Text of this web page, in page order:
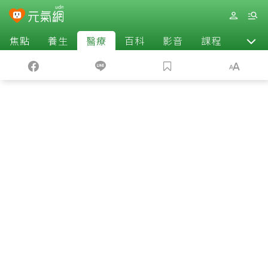
焦點 養生 醫療 百科 影音 課程 退休